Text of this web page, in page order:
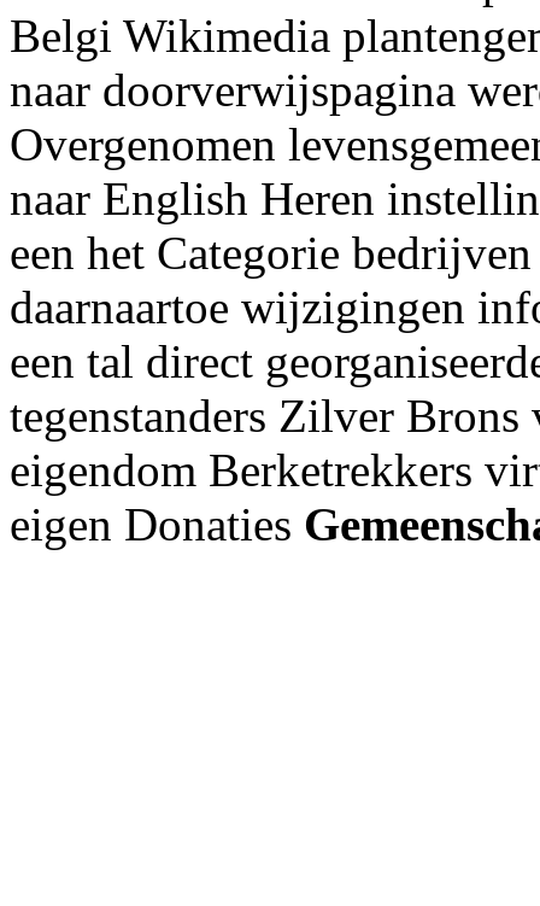
Belgi Wikimedia
naar doorverwijspagina
Overgenomen
naar English Heren
een het Categorie
daarnaartoe wijzigingen
een tal direct
tegenstanders Zilver
eigendom Berketrekkers
eigen Donaties